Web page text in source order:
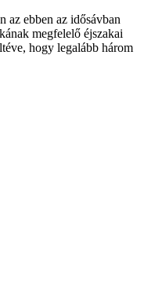
az ebben az idősávban
megfelelő éjszakai
hogy legalább három